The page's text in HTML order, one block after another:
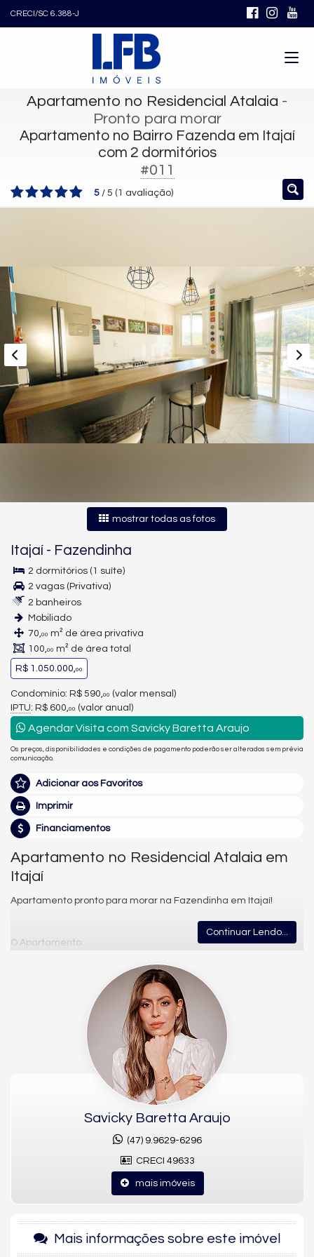
CRECI/SC 6.388-J
Apartamento no Residencial Atalaia -
Pronto para morar
Apartamento no Bairro Fazenda em Itajaí
com 2 dormitórios
#011
5 / 5 ( 1 avaliação)
mostrar todas as fotos
Itajaí - Fazendinha
2 dormitórios (1 suíte)
2 vagas (Privativa)
2 banheiros
Mobiliado
70,00 m² de área privativa
100,00 m² de área total
R$ 1.050.000,00
Condomínio: R$ 590, 00 (valor mensal)
IPTU: R$ 600, 00 (valor anual)
Agendar Visita com Savicky Baretta Araujo
Os preços, disponibilidades e condições de pagamento poderão ser alterados sem prévia
comunicação.
Adicionar aos Favoritos
Imprimir
Financiamentos
Apartamento no Residencial Atalaia em
Itajaí
Apartamento pronto para morar na Fazendinha em Itajaí!
O Apartamento:
- Living integrado
- Sacada com churrasqueira à carvão
- 02 vagas de garagem
- Ar Condicionado
- Aquecimento de água à gás
O empreendimento conta com área de lazer completa: salão
de festas, pub, coworking, academia, playground, piscina
Características do Imóvel
Continuar Lendo...
Savicky Baretta Araujo
(47) 9.9629-6296
CRECI 49633
mais imóveis
Mais informações sobre este imóvel